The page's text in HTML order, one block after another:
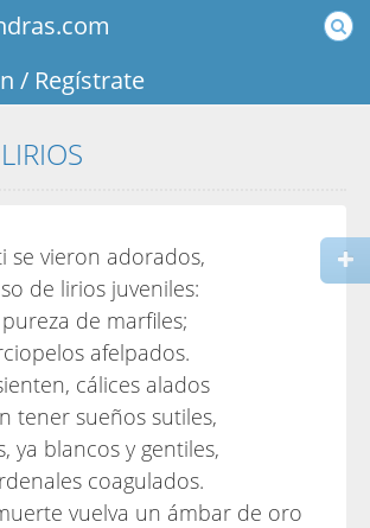
/ Regístrate
se vieron adorados,
de lirios juveniles:
de marfiles;
afelpados.
cálices alados
tener sueños sutiles,
ya blancos y gentiles,
coagulados.
vuelva un ámbar de oro